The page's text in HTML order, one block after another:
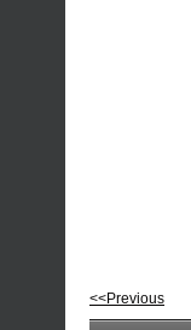
<<Previous